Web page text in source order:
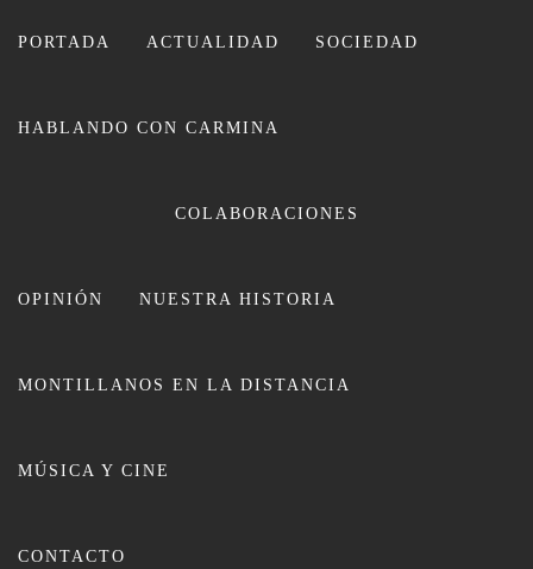
PORTADA ACTUALIDAD SOCIEDAD
HABLANDO CON CARMINA
COLABORACIONES
OPINIÓN NUESTRA HISTORIA
MONTILLANOS EN LA DISTANCIA
MÚSICA Y CINE
CONTACTO
CARMINA LEIVA
Montilla pierde a uno de sus
Publicado en02/08/2023